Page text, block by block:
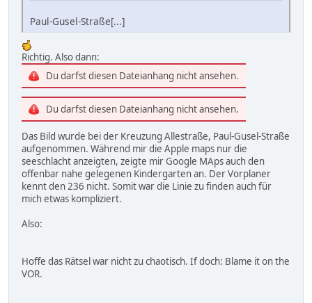
Paul-Gusel-Straße[...]
Richtig. Also dann:
Du darfst diesen Dateianhang nicht ansehen.
Du darfst diesen Dateianhang nicht ansehen.
Das Bild wurde bei der Kreuzung Allestraße, Paul-Gusel-Straße
aufgenommen. Während mir die Apple maps nur die
seeschlacht anzeigten, zeigte mir Google MAps auch den
offenbar nahe gelegenen Kindergarten an. Der Vorplaner
kennt den 236 nicht. Somit war die Linie zu finden auch für
mich etwas kompliziert.
Also:
Hoffe das Rätsel war nicht zu chaotisch. If doch: Blame it on the
VOR.